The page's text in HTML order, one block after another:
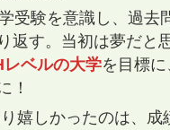
受験を意識し、過去
返す。当初は夢だと
ベルの大学を目標
！
嬉しかったのは、成